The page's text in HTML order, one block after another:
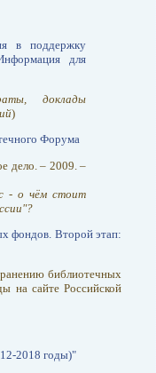
в поддержку
для
доклады
)
Форума
дело. – 2009. –
- о чём стоит
фондов. Второй этап:
библиотечных
на сайте Российской
2018 годы)"